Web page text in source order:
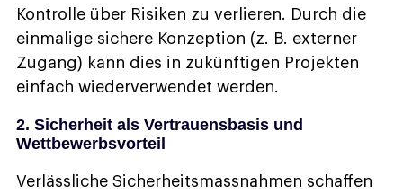
Kontrolle über Risiken zu verlieren. Durch die
einmalige sichere Konzeption (z. B. externer
Zugang) kann dies in zukünftigen Projekten
einfach wiederverwendet werden.
2. Sicherheit als Vertrauensbasis und
Wettbewerbsvorteil
Verlässliche Sicherheitsmassnahmen schaffen